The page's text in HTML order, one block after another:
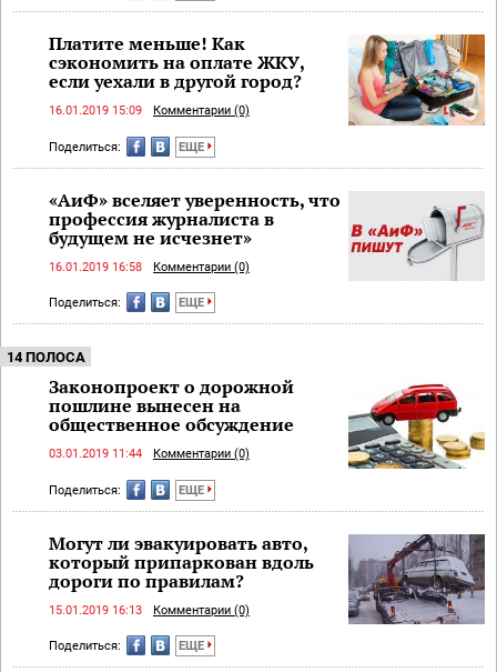
Платите меньше! Как
сэкономить на оплате ЖКУ,
если уехали в другой город?
16.01.2019 15:09 Комментарии (0)
Поделиться: ЕЩЕ
«АиФ» вселяет уверенность, что
профессия журналиста в
будущем не исчезнет»
16.01.2019 16:58 Комментарии (0)
Поделиться: ЕЩЕ
14 ПОЛОСА
Законопроект о дорожной
пошлине вынесен на
общественное обсуждение
03.01.2019 11:44 Комментарии (0)
Поделиться: ЕЩЕ
Могут ли эвакуировать авто,
который припаркован вдоль
дороги по правилам?
15.01.2019 16:13 Комментарии (0)
Поделиться: ЕЩЕ